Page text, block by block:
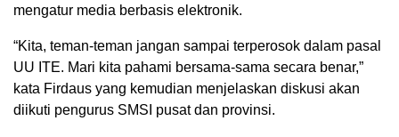
mengatur media berbasis elektronik.
“Kita, teman-teman jangan sampai terperosok dalam pasal
UU ITE. Mari kita pahami bersama-sama secara benar,”
kata Firdaus yang kemudian menjelaskan diskusi akan
diikuti pengurus SMSI pusat dan provinsi.